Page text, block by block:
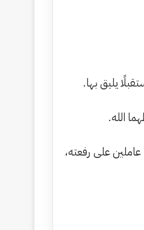
يليق بها.
الله.
على رفعته،